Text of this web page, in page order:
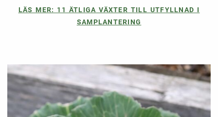
LÄS MER: 11 ÄTLIGA VÄXTER TILL UTFYLLNAD I
SAMPLANTERING